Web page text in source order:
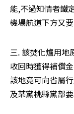
能,不過知情者鐵
機場航道下方又
三. 該焚化爐用地
收回時獲得補償
該地竟可向省屬
及某黨桃縣黨部